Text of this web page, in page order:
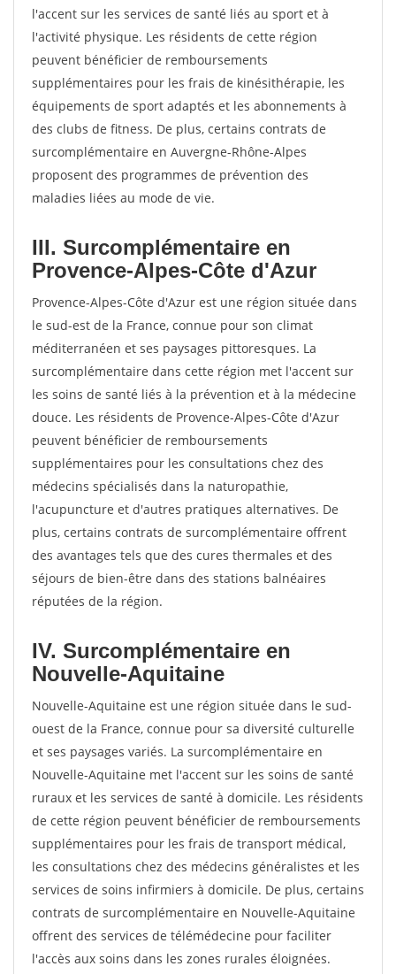
l'accent sur les services de santé liés au sport et à
l'activité physique. Les résidents de cette région
peuvent bénéficier de remboursements
supplémentaires pour les frais de kinésithérapie, les
équipements de sport adaptés et les abonnements à
des clubs de fitness. De plus, certains contrats de
surcomplémentaire en Auvergne-Rhône-Alpes
proposent des programmes de prévention des
maladies liées au mode de vie.
III. Surcomplémentaire en
Provence-Alpes-Côte d'Azur
Provence-Alpes-Côte d'Azur est une région située dans
le sud-est de la France, connue pour son climat
méditerranéen et ses paysages pittoresques. La
surcomplémentaire dans cette région met l'accent sur
les soins de santé liés à la prévention et à la médecine
douce. Les résidents de Provence-Alpes-Côte d'Azur
peuvent bénéficier de remboursements
supplémentaires pour les consultations chez des
médecins spécialisés dans la naturopathie,
l'acupuncture et d'autres pratiques alternatives. De
plus, certains contrats de surcomplémentaire offrent
des avantages tels que des cures thermales et des
séjours de bien-être dans des stations balnéaires
réputées de la région.
IV. Surcomplémentaire en
Nouvelle-Aquitaine
Nouvelle-Aquitaine est une région située dans le sud-
ouest de la France, connue pour sa diversité culturelle
et ses paysages variés. La surcomplémentaire en
Nouvelle-Aquitaine met l'accent sur les soins de santé
ruraux et les services de santé à domicile. Les résidents
de cette région peuvent bénéficier de remboursements
supplémentaires pour les frais de transport médical,
les consultations chez des médecins généralistes et les
services de soins infirmiers à domicile. De plus, certains
contrats de surcomplémentaire en Nouvelle-Aquitaine
offrent des services de télémédecine pour faciliter
l'accès aux soins dans les zones rurales éloignées.